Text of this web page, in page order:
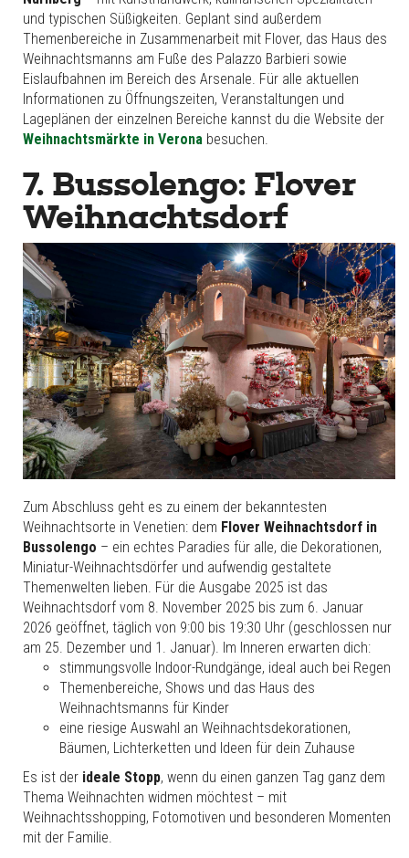
und typischen Süßigkeiten. Geplant sind außerdem
Themenbereiche in Zusammenarbeit mit Flover, das Haus des
Weihnachtsmanns am Fuße des Palazzo Barbieri sowie
Eislaufbahnen im Bereich des Arsenale. Für alle aktuellen
Informationen zu Öffnungszeiten, Veranstaltungen und
Lageplänen der einzelnen Bereiche kannst du die Website der
Weihnachtsmärkte in Verona besuchen.
7. Bussolengo: Flover
Weihnachtsdorf
Zum Abschluss geht es zu einem der bekanntesten
Weihnachtsorte in Venetien: dem Flover Weihnachtsdorf in
Bussolengo – ein echtes Paradies für alle, die Dekorationen,
Miniatur-Weihnachtsdörfer und aufwendig gestaltete
Themenwelten lieben. Für die Ausgabe 2025 ist das
Weihnachtsdorf vom 8. November 2025 bis zum 6. Januar
2026 geöffnet, täglich von 9:00 bis 19:30 Uhr (geschlossen nur
am 25. Dezember und 1. Januar). Im Inneren erwarten dich:
stimmungsvolle Indoor-Rundgänge, ideal auch bei Regen
Themenbereiche, Shows und das Haus des
Weihnachtsmanns für Kinder
eine riesige Auswahl an Weihnachtsdekorationen,
Bäumen, Lichterketten und Ideen für dein Zuhause
Es ist der ideale Stopp, wenn du einen ganzen Tag ganz dem
Thema Weihnachten widmen möchtest – mit
Weihnachtsshopping, Fotomotiven und besonderen Momenten
mit der Familie.